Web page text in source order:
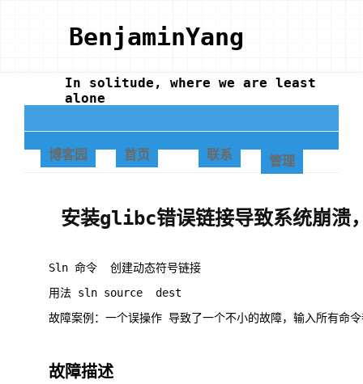
BenjaminYang
In solitude, where we are least
alone
博客园 首页 联系 管理
安装glibc错误链接导致系统崩溃
Sln 命令 创建动态符号链接
用法 sln source dest
故障案例：一个误操作 导致了一个不小的故障，输入所有命
故障描述